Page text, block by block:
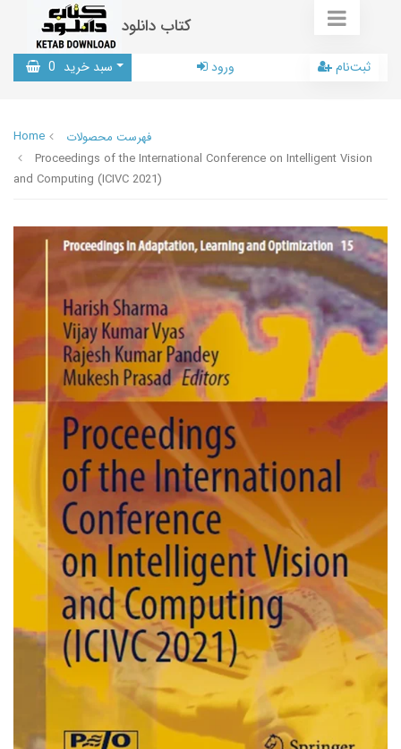
کتاب دانلود
سبد خرید 0 ورود ثبت‌نام
Home
فهرست محصولات
Proceedings of the International Conference on Intelligent Vision
and Computing (ICIVC 2021)